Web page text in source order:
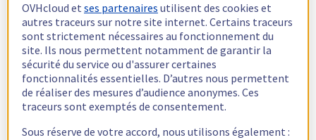
OVHcloud etses partenaires utilisent des cookies et
autres traceurs sur notre site internet. Certains traceurs
sont strictement nécessaires au fonctionnement du
site. Ils nous permettent notamment de garantir la
sécurité du service ou d'assurer certaines
fonctionnalités essentielles. D’autres nous permettent
de réaliser des mesures d’audience anonymes. Ces
traceurs sont exemptés de consentement.
Sous réserve de votre accord, nous utilisons également :